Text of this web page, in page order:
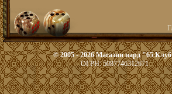
© 2005 - 2026 Магазин нард "65
ОГРН: 5087746312671